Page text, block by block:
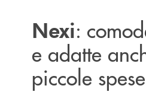
Nexi:
e adatte
piccole spese